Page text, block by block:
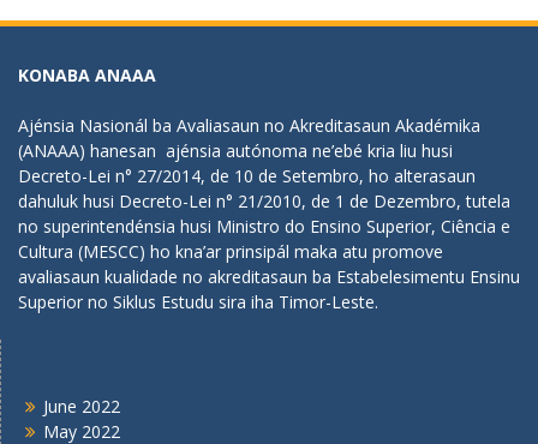
KONABA ANAAA
Ajénsia Nasionál ba Avaliasaun no Akreditasaun Akadémika
(ANAAA) hanesan ajénsia autónoma ne’ebé kria liu husi
Decreto-Lei n° 27/2014, de 10 de Setembro, ho alterasaun
dahuluk husi Decreto-Lei n° 21/2010, de 1 de Dezembro, tutela
no superintendénsia husi Ministro do Ensino Superior, Ciência e
Cultura (MESCC) ho kna’ar prinsipál maka atu promove
avaliasaun kualidade no akreditasaun ba Estabelesimentu Ensinu
Superior no Siklus Estudu sira iha Timor-Leste.
June 2022
May 2022